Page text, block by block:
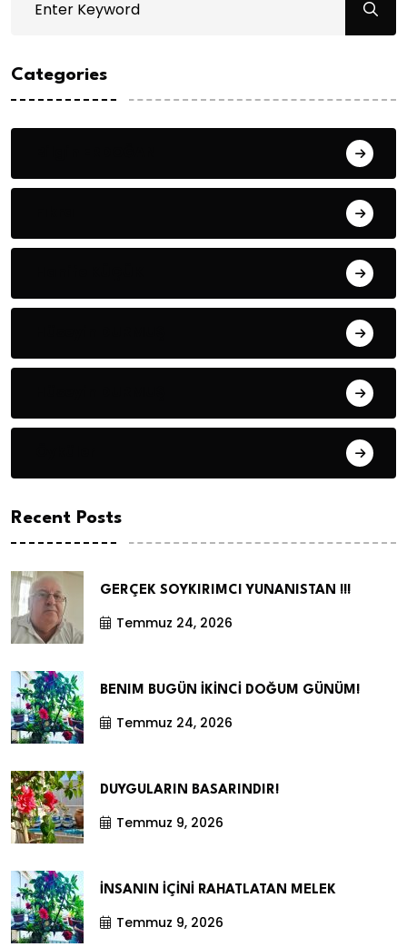
Categories
Recent Posts
GERÇEK SOYKIRIMCI YUNANISTAN !!!
Temmuz 24, 2026
BENIM BUGÜN İKİNCİ DOĞUM GÜNÜM!
Temmuz 24, 2026
DUYGULARIN BASARINDIR!
Temmuz 9, 2026
İNSANIN İÇİNİ RAHATLATAN MELEK
Temmuz 9, 2026